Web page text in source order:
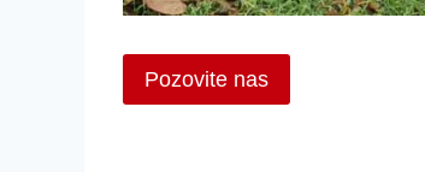
Pozovite nas